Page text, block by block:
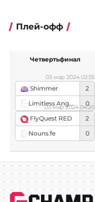
Плей-офф
Shimmer
2
Limitless Angels
0
03 мар 2024 02:35
FlyQuest RED
2
Nouns.fe
0
03 мар 2024 04:20
Четвертьфинал